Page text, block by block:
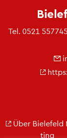
Tel. 0521
Über Bie­le­feld
ting